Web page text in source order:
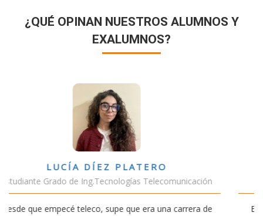
¿QUÉ OPINAN NUESTROS ALUMNOS Y
EXALUMNOS?
de
VÍCTOR SÁNCHEZ VALENCIA
Estudiante Doble Grado Teleco-ADE
Estudiar teleco me ha permitido comprender cómo la